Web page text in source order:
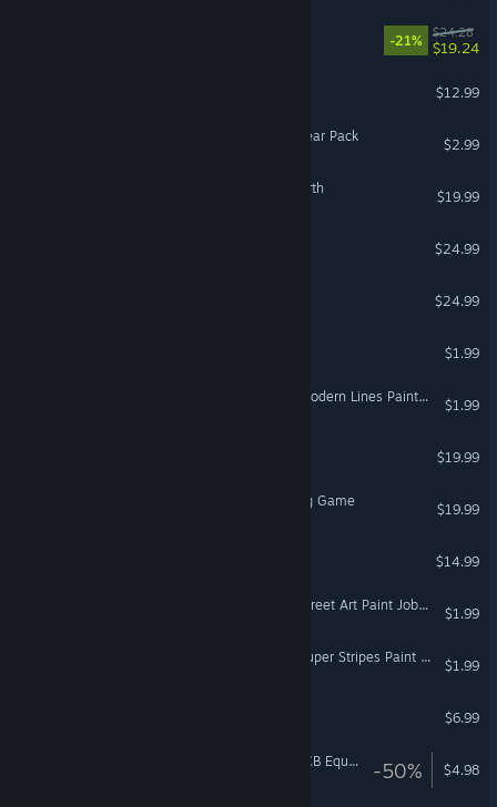
-21%
$24.28
$19.24
$12.99
Dome Keeper: Assessor Gear Pack
$2.99
The Three Kingdoms: Rebirth
$19.99
$24.99
$24.99
$1.99
Euro Truck Simulator 2 - Modern Lines Paint Jobs Pack
$1.99
$19.99
Influent Language Learning Game
$19.99
$14.99
Euro Truck Simulator 2 - Street Art Paint Jobs Pack
$1.99
Euro Truck Simulator 2 - Super Stripes Paint Jobs Pack
$1.99
$6.99
Euro Truck Simulator 2 - JCB Equipment Pack -50% $4.98